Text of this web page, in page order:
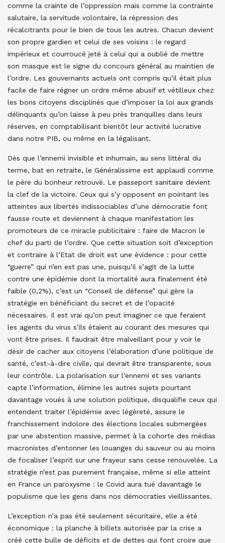
comme la crainte de l’oppression mais comme la contrainte
salutaire, la servitude volontaire, la répression des
récalcitrants pour le bien de tous les autres. Chacun devient
son propre gardien et celui de ses voisins : le regard
impérieux et courroucé jeté à celui qui a oublié de mettre
son masque est le signe du concours général au maintien de
l’ordre. Les gouvernants actuels ont compris qu’il était plus
facile de faire régner un ordre même abusif et vétilleux chez
les bons citoyens disciplinés que d’imposer la loi aux grands
délinquants qu’on laisse à peu près tranquilles dans leurs
réserves, en comptabilisant bientôt leur activité lucrative
dans notre PIB, ou même en la légalisant.
Dès que l’ennemi invisible et inhumain, au sens littéral du
terme, bat en retraite, le Généralissime est applaudi comme
le père du bonheur retrouvé. Le passeport sanitaire devient
la clef de la victoire. Ceux qui s’y opposent en pointant les
atteintes aux libertés indissociables d’une démocratie font
fausse route et deviennent à chaque manifestation les
promoteurs de ce miracle publicitaire : faire de Macron le
chef du parti de l’ordre. Que cette situation soit d’exception
et contraire à l’Etat de droit est une évidence : pour cette
“guerre” qui n’en est pas une, puisqu’il s’agit de la lutte
contre une épidémie dont la mortalité aura finalement été
faible (0,2%), c’est un “Conseil de défense” qui gère la
stratégie en bénéficiant du secret et de l’opacité
nécessaires. Il est vrai qu’on peut imaginer ce que feraient
les agents du virus s’ils étaient au courant des mesures qui
vont être prises. Il faudrait être malveillant pour y voir le
désir de cacher aux citoyens l’élaboration d’une politique de
santé, c’est-à-dire civile, qui devrait être transparente, sous
leur contrôle. La polarisation sur l’ennemi et ses variants
capte l’information, élimine les autres sujets pourtant
davantage voués à une solution politique, disqualifie ceux qui
entendent traiter l’épidémie avec légèreté, assure le
franchissement indolore des élections locales submergées
par une abstention massive, permet à la cohorte des médias
macronistes d’entonner les louanges du sauveur ou au moins
de focaliser l’esprit sur une frayeur sans cesse renouvelée. La
stratégie n’est pas purement française, même si elle atteint
en France un paroxysme : le Covid aura tué davantage le
populisme que les gens dans nos démocraties vieillissantes.
L’exception n’a pas été seulement sécuritaire, elle a été
économique : la planche à billets autorisée par la crise a
créé cette bulle de déficits et de dettes qui font croire que